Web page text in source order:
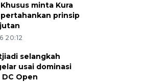
minta Kura
pertahankan prinsip
20:12
selangkah
usai dominasi
Open